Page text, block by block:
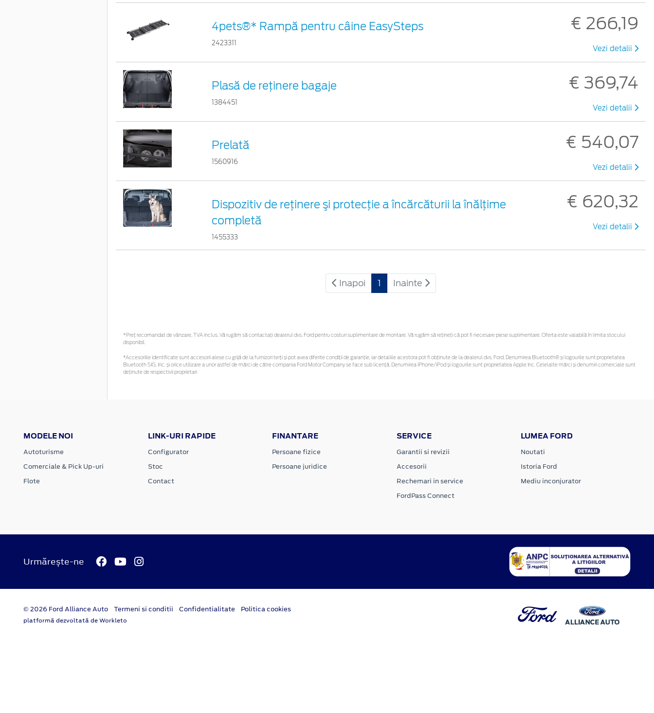
4pets®* Rampă pentru câine EasySteps
2423311
€ 266,19
Vezi detalii
Plasă de reţinere bagaje
1384451
€ 369,74
Vezi detalii
Prelată
1560916
€ 540,07
Vezi detalii
Dispozitiv de reţinere şi protecţie a încărcăturii la înălţime
completă
1455333
€ 620,32
Vezi detalii
Inapoi 1 Inainte
*Preţ recomandat de vânzare, TVA inclus. Vă rugăm să contactaţi dealerul dvs. Ford pentru costuri suplimentare de montare. Vă rugăm să rețineți că pot fi necesare piese suplimentare. Oferta este valabilă în limita stocului
disponibil.
*Accesoriile identificate sunt accesorii alese cu grijă de la furnizori terți și pot avea diferite condiții de garanție, iar detaliile acestora pot fi obținute de la dealerul dvs. Ford. Denumirea Bluetooth® și logourile sunt proprietatea
Bluetooth SIG, Inc. și orice utilizare a unor astfel de mărci de către compania Ford Motor Company se face sub licență. Denumirea iPhone/iPod și logourile sunt proprietatea Apple Inc. Celelalte mărci și denumiri comerciale sunt
deținute de respectivii proprietari
MODELE NOI
Autoturisme
Comerciale & Pick Up-uri
Flote
LINK-URI RAPIDE
Configurator
Stoc
Contact
FINANTARE
Persoane fizice
Persoane juridice
SERVICE
Garantii si revizii
Accesorii
Rechemari in service
FordPass Connect
LUMEA FORD
Noutati
Istoria Ford
Mediu inconjurator
Urmărește-ne
© 2026 Ford Alliance Auto Termeni si conditii Confidentialitate Politica cookies
platformă dezvoltată de Workleto